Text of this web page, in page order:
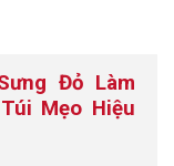
Đỏ Làm
Mẹo Hiệu